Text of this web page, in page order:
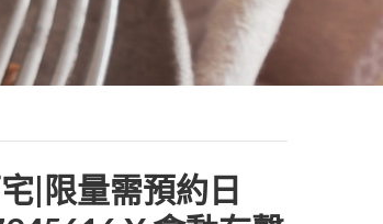
我
|限量需預約日